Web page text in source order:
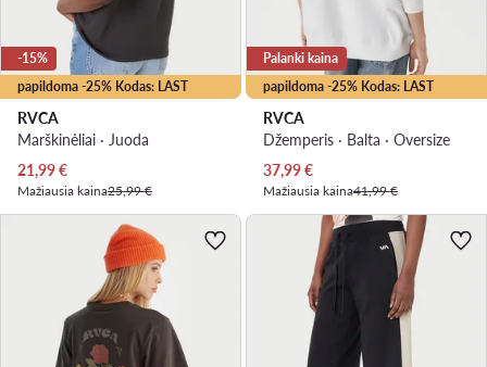
papildoma -25% Kodas: LAST
-15%
RVCA
Marškinėliai · Juoda
Dabartinė kaina
21,99€
Mažiausia kaina25,99 €
papildoma -25% Kodas: LAST
Palanki kaina
RVCA
Džemperis · Balta · Oversize
Dabartinė kaina
37,99€
Mažiausia kaina41,99 €